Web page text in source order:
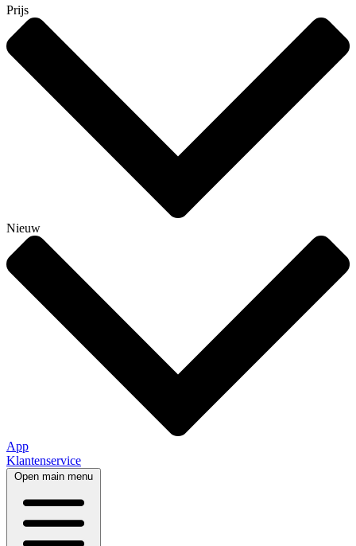
Prijs
Nieuw
App
Klantenservice
Open main menu